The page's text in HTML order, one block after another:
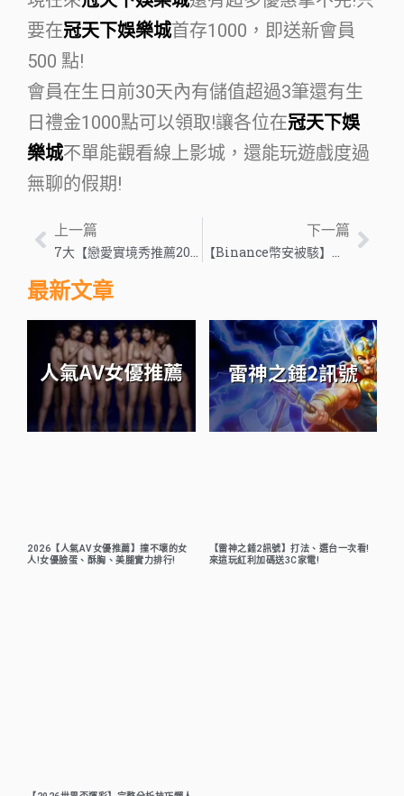
要在冠天下娛樂城首存1000，即送新會員
500 點!
會員在生日前30天內有儲值超過3筆還有生
日禮金1000點可以領取!讓各位在冠天下娛
樂城不單能觀看線上影城，還能玩遊戲度過
無聊的假期!
上一篇 下一篇
最新文章
2026【人氣AV女優推薦】撞不壞的女
人!女優臉蛋、酥胸、美腿實力排行!
【雷神之錘2訊號】打法、選台一次看!
來這玩紅利加碼送3C家電!